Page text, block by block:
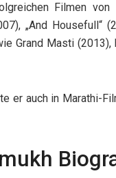
Filmen von
„And Housefull“
Grand Masti
er auch in Marathi-